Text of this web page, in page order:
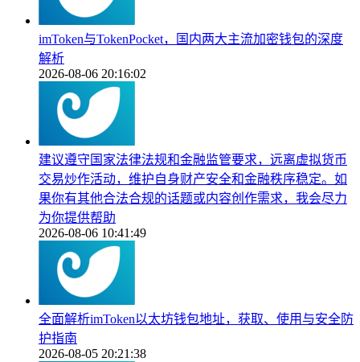
imToken与TokenPocket，国内两大主流加密钱包的深度
解析
2026-08-06 20:16:02
建议遵守国家法律法规和金融监管要求，远离虚拟货币
交易炒作活动，维护自身财产安全和金融秩序稳定。如
果你有其他合法合规的话题或内容创作需求，我会尽力
为你提供帮助
2026-08-06 10:41:49
全面解析imToken以太坊钱包地址，获取、使用与安全防
护指南
2026-08-05 20:21:38